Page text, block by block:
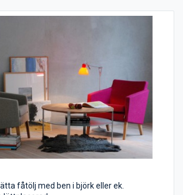
fåtölj med ben i björk eller ek.